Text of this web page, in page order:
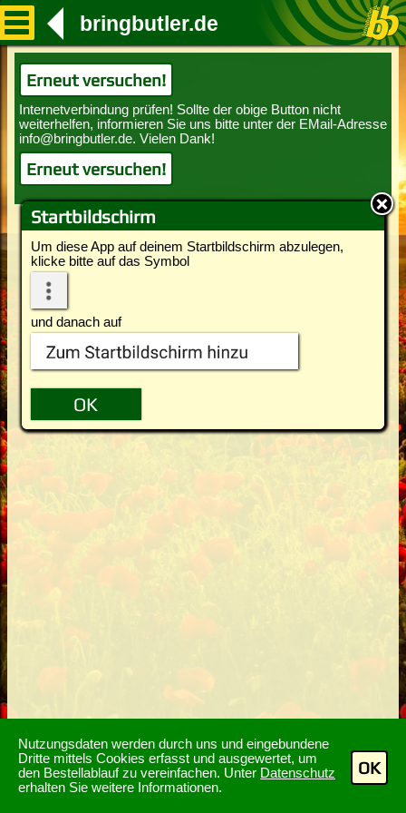
Nutzungsdaten werden durch uns und eingebundene
Dritte mittels Cookies erfasst und ausgewertet, um
den Bestellablauf zu vereinfachen. Unter Datenschutz
erhalten Sie weitere Informationen.
OK
Startbildschirm
Um diese App auf deinem Startbildschirm abzulegen,
klicke bitte auf das Symbol
und danach auf
bringbutler.de
Erneut versuchen!
Erneut versuchen!